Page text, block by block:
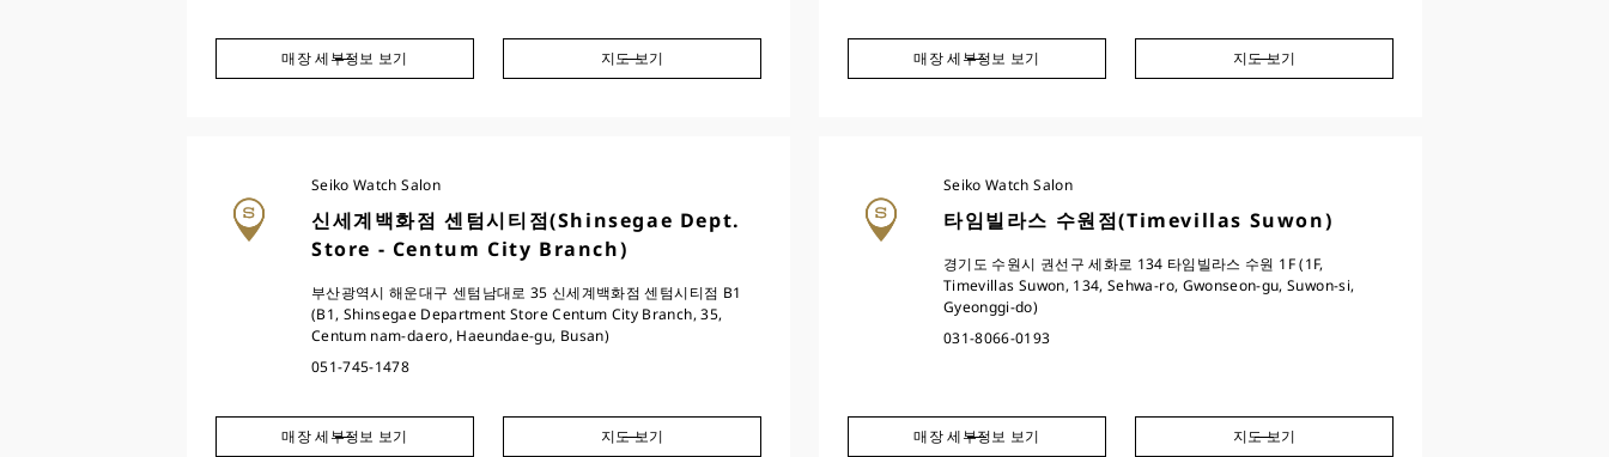
매장 세부정보 보기 지도 보기 매장 세부정보 보기 지도 보기
Seiko Watch Salon
신세계백화점 센텀시티점(Shinsegae Dept.
Store - Centum City Branch)
부산광역시 해운대구 센텀남대로 35 신세계백화점 센텀시티점 B1
(B1, Shinsegae Department Store Centum City Branch, 35,
Centum nam-daero, Haeundae-gu, Busan)
051-745-1478
매장 세부정보 보기 지도 보기
Seiko Watch Salon
타임빌라스 수원점(Timevillas Suwon)
경기도 수원시 권선구 세화로 134 타임빌라스 수원 1F (1F,
Timevillas Suwon, 134, Sehwa-ro, Gwonseon-gu, Suwon-si,
Gyeonggi-do)
031-8066-0193
매장 세부정보 보기 지도 보기